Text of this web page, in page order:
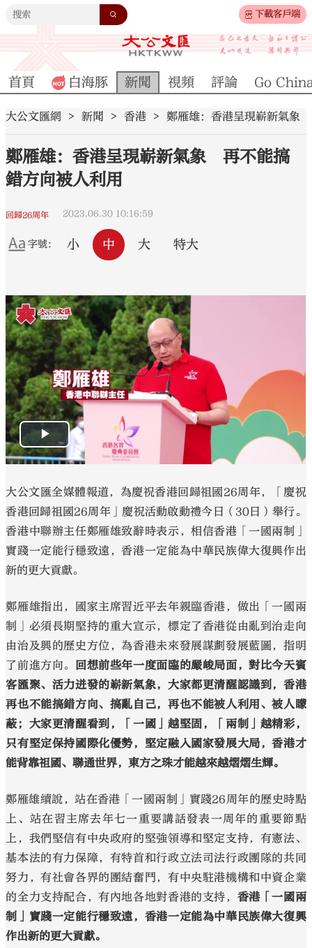
下載客戶端
大公文匯
首頁 白海豚 新聞 視頻 評論 Go
大公文匯網 新聞 香港 鄭雁雄：香港呈現嶄新氣象
鄭雁雄：香港呈現嶄新氣象 再不能搞
錯方向被人利用
回歸26周年 2023.06.30 10:16:59
字號： 小 中 大 特大
大公文匯全媒體報道，為慶祝香港回歸祖國26周年，「慶祝
香港回歸祖國26周年」慶祝活動啟動禮今日（30日）舉行。
香港中聯辦主任鄭雁雄致辭時表示，相信香港「一國兩制」
實踐一定能行穩致遠，香港一定能為中華民族偉大復興作出
新的更大貢獻。
鄭雁雄指出，國家主席習近平去年親臨香港，做出「一國兩
制」必須長期堅持的重大宣示，標定了香港從由亂到治走向
由治及興的歷史方位，為香港未來發展謀劃發展藍圖，指明
了前進方向。
回想前些年一度面臨的嚴峻局面，對比今天賓
客匯聚、活力迸發的嶄新氣象，大家都更清醒認識到，香港
再也不能搞錯方向、搞亂自己，再也不能被人利用、被人矇
蔽；大家更清醒看到，「一國」越堅固，「兩制」越精彩，
只有堅定保持國際化優勢，堅定融入國家發展大局，香港才
能背靠祖國、聯通世界，東方之珠才能越來越熠熠生輝。
鄭雁雄續說，站在香港「一國兩制」實踐26周年的歷史時點
上、站在習主席去年七一重要講話發表一周年的重要節點
上，我們堅信有中央政府的堅強領導和堅定支持，有憲法、
基本法的有力保障，有特首和行政立法司法行政團隊的共同
努力，有社會各界的團結奮鬥，有中央駐港機構和中資企業
的全力支持配合，有內地各地對香港的支持， 香港「一國兩
制」實踐一定能行穩致遠，香港一定能為中華民族偉大復興
作出新的更大貢獻。